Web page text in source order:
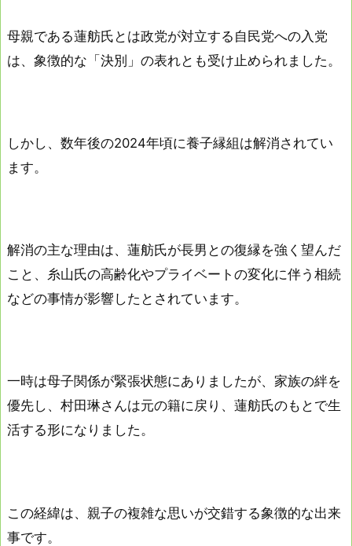
母親である蓮舫氏とは政党が対立する自民党への入党
は、象徴的な「決別」の表れとも受け止められました。
しかし、数年後の2024年頃に養子縁組は解消されてい
ます。
解消の主な理由は、蓮舫氏が長男との復縁を強く望んだ
こと、糸山氏の高齢化やプライベートの変化に伴う相続
などの事情が影響したとされています。
一時は母子関係が緊張状態にありましたが、家族の絆を
優先し、村田琳さんは元の籍に戻り、蓮舫氏のもとで生
活する形になりました。
この経緯は、親子の複雑な思いが交錯する象徴的な出来
事です。